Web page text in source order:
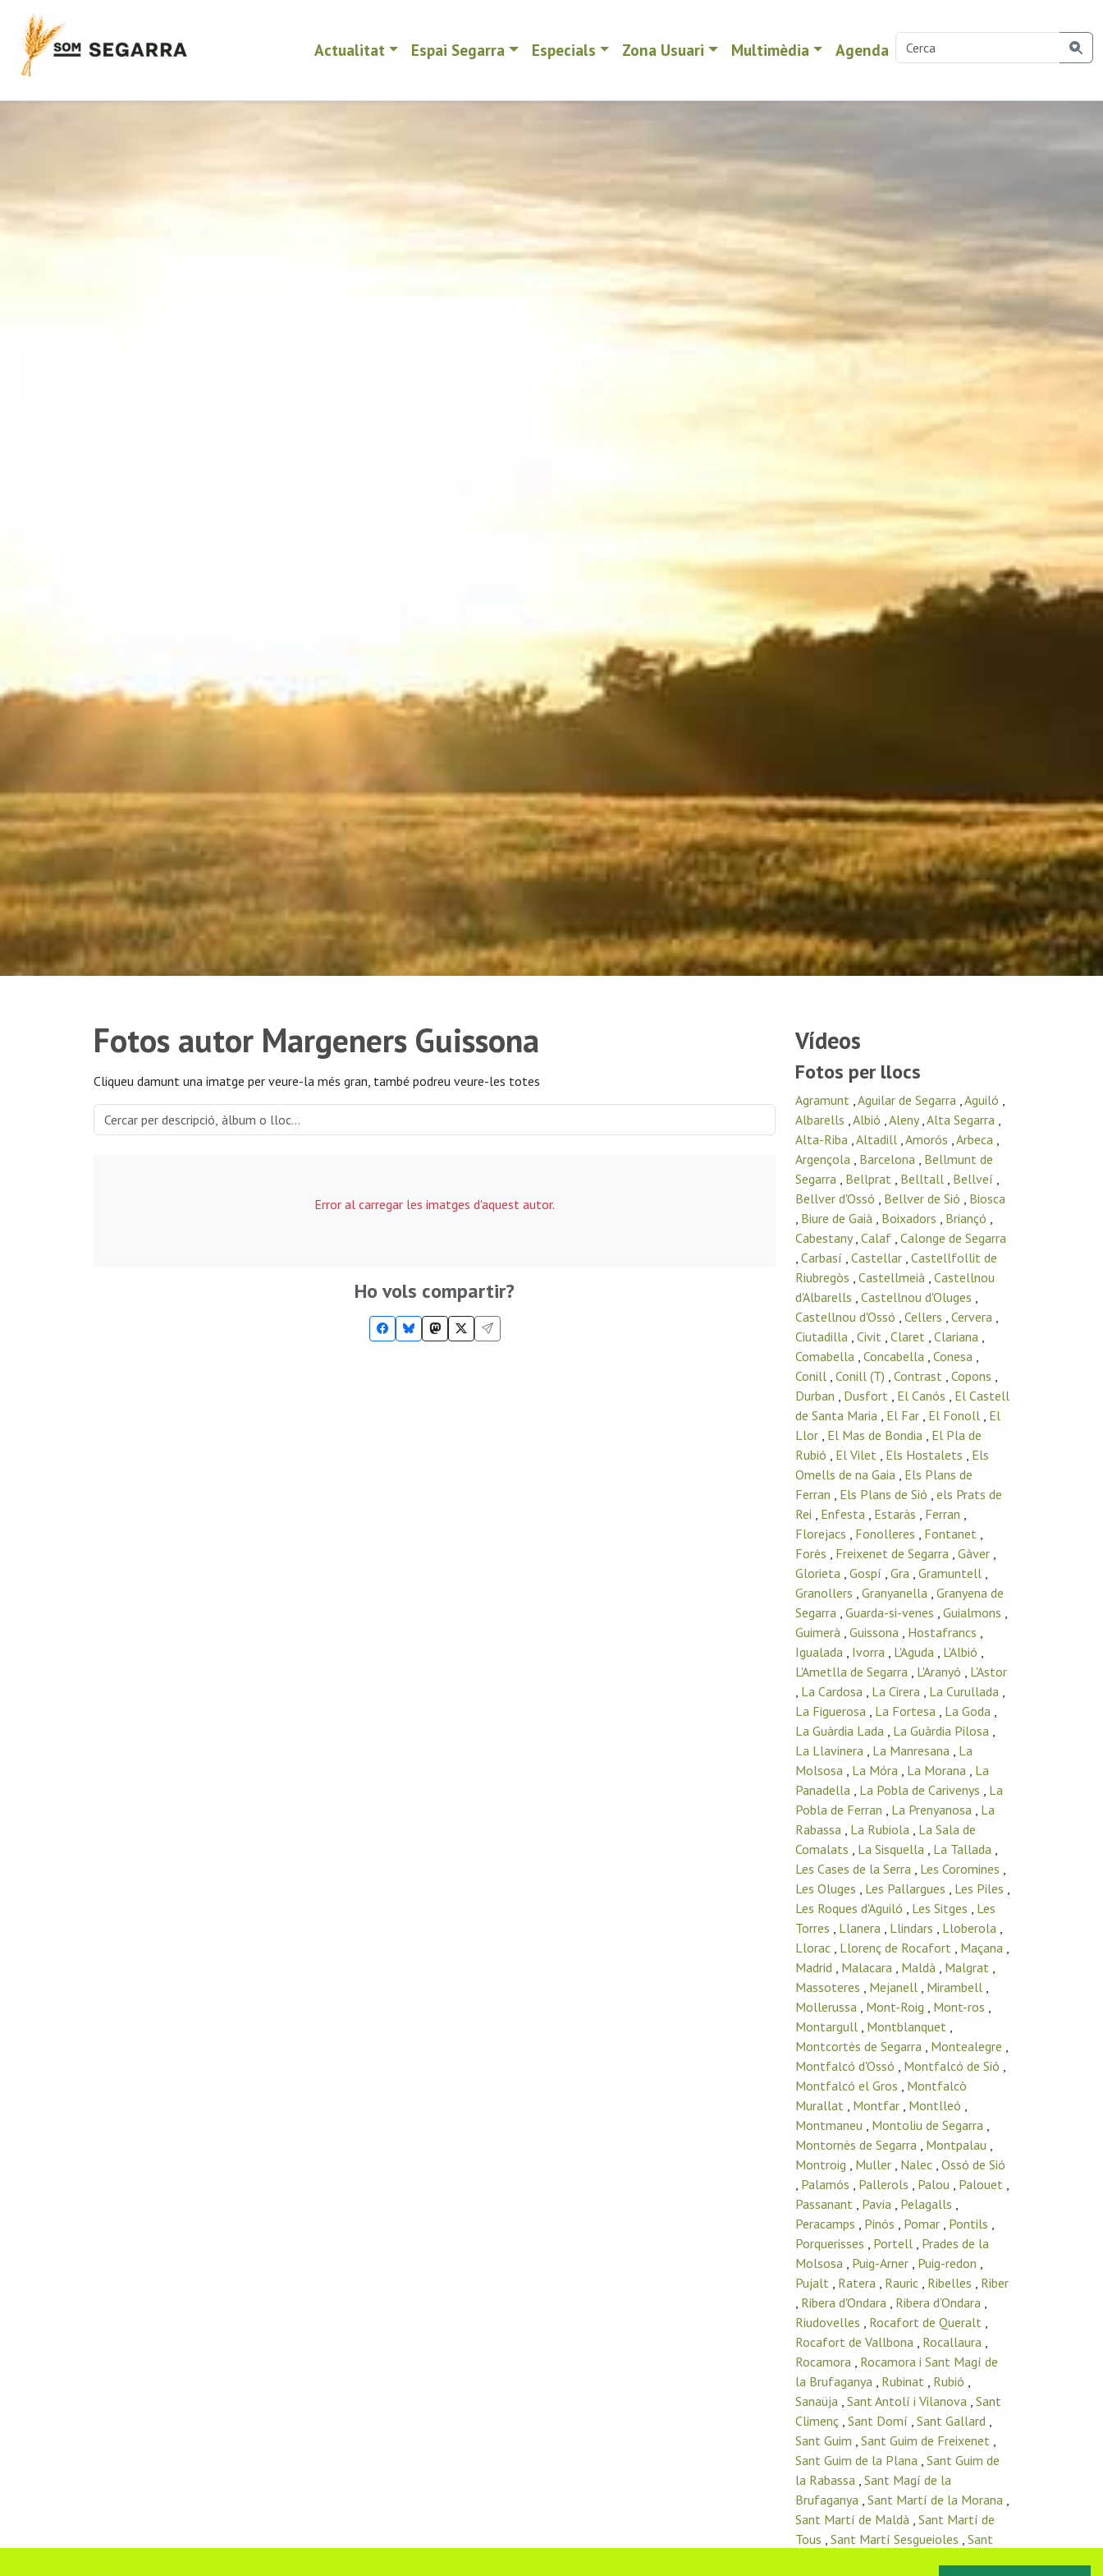
Actualitat Espai Segarra Especials Zona Usuari Multimèdia Agenda
Fotos autor Margeners Guissona
Cliqueu damunt una imatge per veure-la més gran, també podreu veure-les totes
Error al carregar les imatges d'aquest autor.
Ho vols compartir?
Vídeos
Fotos per llocs
Agramunt ,Aguilar de Segarra ,Aguiló ,
Albarells ,Albió ,Aleny,Alta Segarra ,
Alta-Riba ,Altadill ,Amorós ,Arbeca ,
Argençola , Barcelona , Bellmunt de
Segarra , Bellprat , Belltall , Bellveí ,
Bellver d'Ossó , Bellver de Sió , Biosca
, Biure de Gaià , Boixadors , Briançó ,
Cabestany, Calaf , Calonge de Segarra
, Carbasí , Castellar , Castellfollit de
Riubregòs , Castellmeià , Castellnou
d'Albarells , Castellnou d'Oluges ,
Castellnou d'Ossó , Cellers , Cervera ,
Ciutadilla , Civit , Claret , Clariana ,
Comabella , Concabella , Conesa ,
Conill , Conill (T) , Contrast , Copons ,
Durban , Dusfort , El Canós , El Castell
de Santa Maria , El Far , El Fonoll , El
Llor , El Mas de Bondia , El Pla de
Rubió , El Vilet , Els Hostalets , Els
Omells de na Gaia , Els Plans de
Ferran , Els Plans de Sió , els Prats de
Rei , Enfesta , Estaràs , Ferran ,
Florejacs , Fonolleres , Fontanet ,
Forès , Freixenet de Segarra , Gàver ,
Glorieta , Gospí , Gra , Gramuntell ,
Granollers , Granyanella , Granyena de
Segarra , Guarda-si-venes , Guialmons ,
Guimerà , Guissona , Hostafrancs ,
Igualada , Ivorra , L'Aguda , L'Albió ,
L'Ametlla de Segarra , L'Aranyó , L'Astor
, La Cardosa , La Cirera , La Curullada ,
La Figuerosa , La Fortesa , La Goda ,
La Guàrdia Lada , La Guàrdia Pilosa ,
La Llavinera , La Manresana , La
Molsosa , La Móra , La Morana , La
Panadella , La Pobla de Carivenys , La
Pobla de Ferran , La Prenyanosa , La
Rabassa , La Rubiola , La Sala de
Comalats , La Sisquella , La Tallada ,
Les Cases de la Serra , Les Coromines ,
Les Oluges , Les Pallargues , Les Piles ,
Les Roques d'Aguiló , Les Sitges , Les
Torres , Llanera , Llindars , Lloberola ,
Llorac , Llorenç de Rocafort , Maçana ,
Madrid , Malacara , Maldà , Malgrat ,
Massoteres , Mejanell , Mirambell ,
Mollerussa , Mont-Roig , Mont-ros ,
Montargull , Montblanquet ,
Montcortès de Segarra , Montealegre ,
Montfalcó d'Ossó , Montfalcó de Sió ,
Montfalcó el Gros , Montfalcò
Murallat , Montfar , Montlleó ,
Montmaneu , Montoliu de Segarra ,
Montornès de Segarra , Montpalau ,
Montroig , Muller , Nalec , Ossó de Sió
, Palamós , Pallerols , Palou , Palouet ,
Passanant , Pavia , Pelagalls ,
Peracamps , Pinós , Pomar , Pontils ,
Porquerisses , Portell , Prades de la
Molsosa , Puig-Arner , Puig-redon ,
Pujalt , Ratera , Rauric , Ribelles , Riber
, Ribera d'Ondara , Ribera d’Ondara ,
Riudovelles , Rocafort de Queralt ,
Rocafort de Vallbona , Rocallaura ,
Rocamora , Rocamora i Sant Magí de
la Brufaganya , Rubinat , Rubió ,
Sanaüja , Sant Antolí i Vilanova , Sant
Climenç , Sant Domí , Sant Gallard ,
Sant Guim , Sant Guim de Freixenet ,
Sant Guim de la Plana , Sant Guim de
la Rabassa , Sant Magí de la
Brufaganya , Sant Martí de la Morana ,
Sant Martí de Maldà , Sant Martí de
Tous , Sant Martí Sesgueioles , Sant